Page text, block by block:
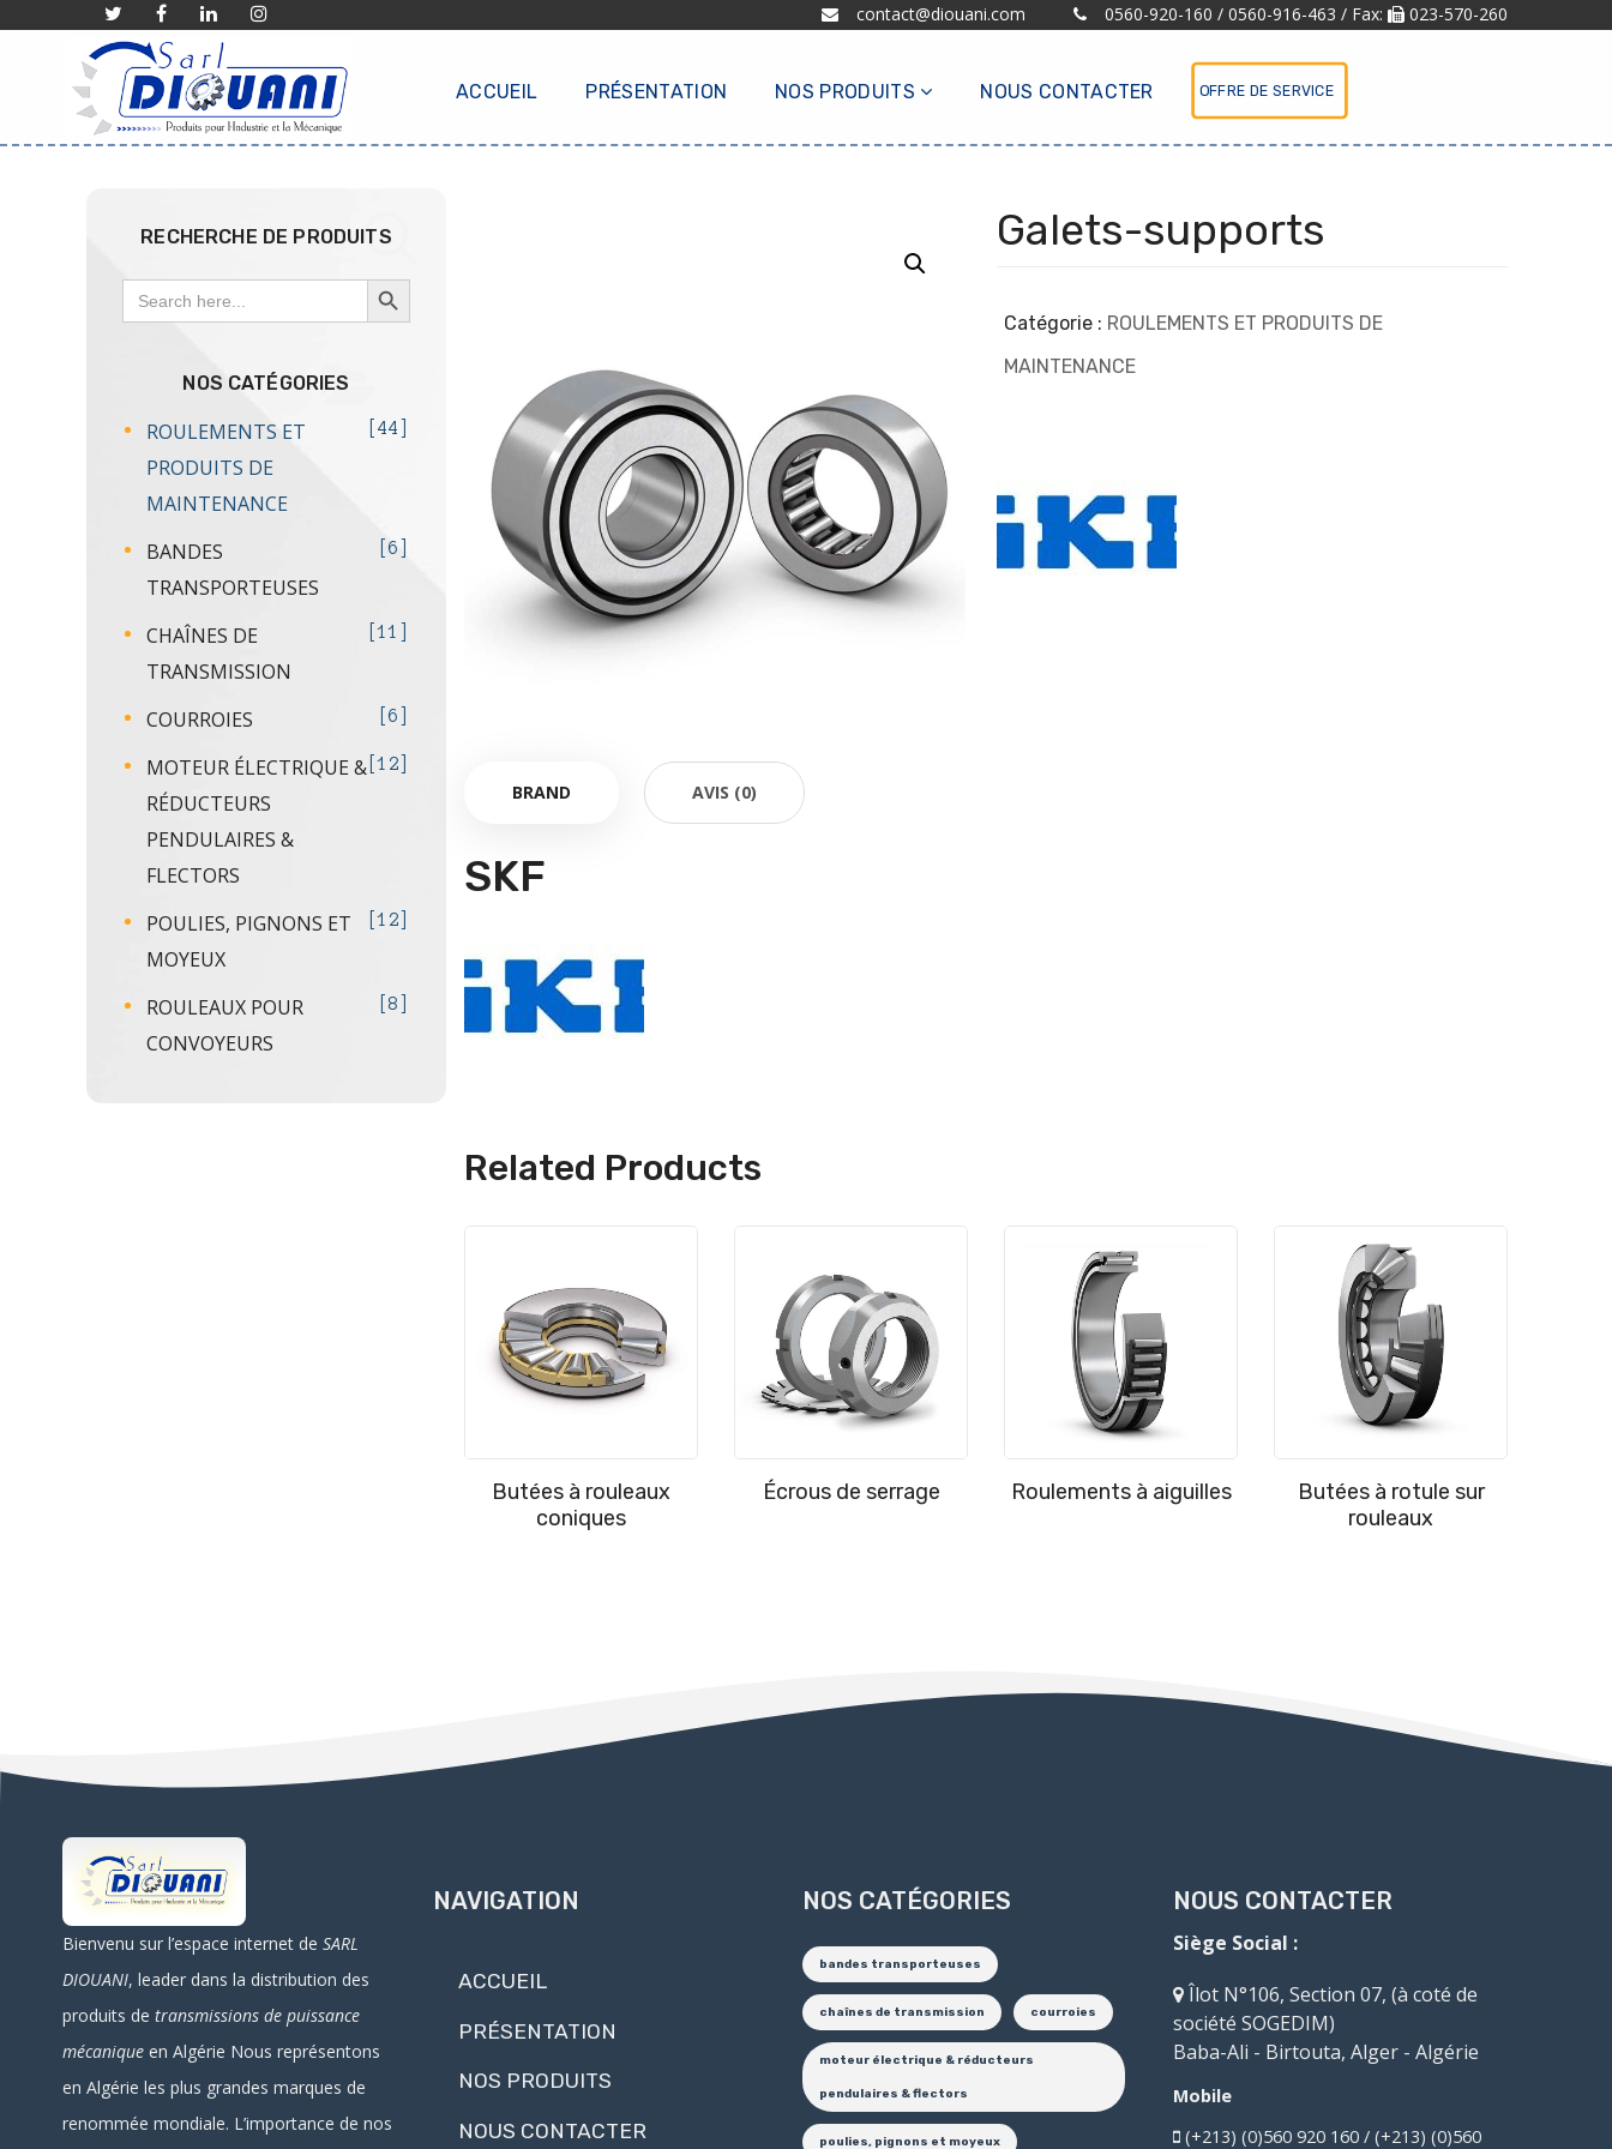
contact@diouani.com 0560-920-160 / 0560-916-463 / Fax: 023-570-260
ACCUEIL PRÉSENTATION NOS PRODUITS NOUS CONTACTER OFFRE DE SERVICE
Galets-supports
Catégorie : ROULEMENTS ET PRODUITS DE
MAINTENANCE
BRAND AVIS (0)
SKF
Related Products
Butées à rouleaux
coniques
Écrous de serrage Roulements à aiguilles
Butées à rotule sur
rouleaux
RECHERCHE DE PRODUITS
Search
for:
SEARCH BUTTON
NOS CATÉGORIES
ROULEMENTS ET
PRODUITS DE
MAINTENANCE
44
BANDES
TRANSPORTEUSES
6
CHAÎNES DE
TRANSMISSION
11
COURROIES 6
MOTEUR ÉLECTRIQUE &
RÉDUCTEURS
PENDULAIRES &
FLECTORS
12
POULIES, PIGNONS ET
MOYEUX
12
ROULEAUX POUR
CONVOYEURS
8
Bienvenu sur l’espace internet de SARL
DIOUANI, leader dans la distribution des
produits de transmissions de puissance
mécanique en Algérie Nous représentons
en Algérie les plus grandes marques de
renommée mondiale. L’importance de nos
NAVIGATION
ACCUEIL
PRÉSENTATION
NOS PRODUITS
NOUS CONTACTER
NOS CATÉGORIES
bandes transporteuses
chaînes de transmission courroies
moteur électrique & réducteurs
pendulaires & flectors
poulies, pignons et moyeux
NOUS CONTACTER
Siège Social :
Îlot N°106, Section 07, (à coté de
société SOGEDIM)
Baba-Ali - Birtouta, Alger - Algérie
Mobile
(+213) (0)560 920 160 / (+213) (0)560